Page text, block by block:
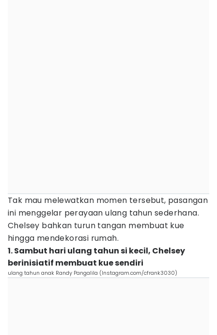
Tak mau melewatkan momen tersebut, pasangan
ini menggelar perayaan ulang tahun sederhana.
Chelsey bahkan turun tangan membuat kue
hingga mendekorasi rumah.
1. Sambut hari ulang tahun si kecil, Chelsey
berinisiatif membuat kue sendiri
ulang tahun anak Randy Pangalila (Instagram.com/cfrank3030)